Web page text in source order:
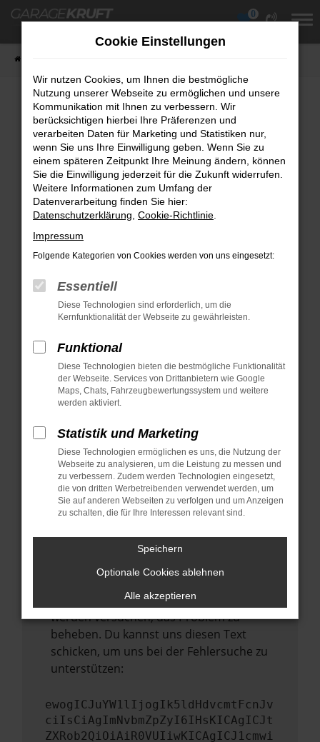
Zum
0
Fehler: Network Error
Beim Laden ist ein Fehler aufgetreten.
Hier sind ein paar Tipps, die dir helfen können:
Überprüfe deine Firewall und deine
Internetverbindung.
Laden andere Webseiten, zum Beispiel
deine Suchmaschine?
Manche Erweiterungen, wie Werbeblocker,
können das Laden bestimmter Seiten
verhindern. Funktioniert die Seite in einem
anderen Browser oder in einem privaten
Fenster?
Starte dein Gerät neu.
Das kann manchmal helfen,
Stelle sicher, dass dein Browser und dein
Betriebssystem auf dem neuesten Stand
sind.
Veraltete Software birgt nicht nur ein
Sicherheitsrisiko, sondern kann auch dazu
mehr unterstützt werden.
Wende dich an den Webseitenbetreiber.
Wenn du alle oben genannten Schritte
versucht hast, kontaktiere uns bitte. Wir
werden versuchen, das Problem zu
beheben. Du kannst uns diesen Text
schicken, um uns bei der Fehlersuche zu
unterstützen:
ewogICJuYW1lIjogIk5ldHdvcmtFcnJv
ciIsCiAgImNvbmZpZyI6IHsKICAgICJt
ZXRob2QiOiAiR0VUIiwKICAgICJ1cmwi
Cookie Einstellungen
Wir nutzen Cookies, um Ihnen die bestmögliche
Nutzung unserer Webseite zu ermöglichen und unsere
Kommunikation mit Ihnen zu verbessern. Wir
berücksichtigen hierbei Ihre Präferenzen und
verarbeiten Daten für Marketing und Statistiken nur,
wenn Sie uns Ihre Einwilligung geben. Wenn Sie zu
einem späteren Zeitpunkt Ihre Meinung ändern, können
Sie die Einwilligung jederzeit für die Zukunft widerrufen.
Weitere Informationen zum Umfang der
Datenverarbeitung finden Sie hier:
Datenschutzerklärung Cookie-Richtlinie
Impressum
Folgende Kategorien von Cookies werden von uns eingesetzt:
Essentiell
Diese Technologien sind erforderlich, um die
Kernfunktionalität der Webseite zu gewährleisten.
Funktional
Diese Technologien bieten die bestmögliche Funktionalität
der Webseite. Services von Drittanbietern wie Google
Maps, Chats, Fahrzeugbewertungssystem und weitere
werden aktiviert.
Statistik und Marketing
Diese Technologien ermöglichen es uns, die Nutzung der
Webseite zu analysieren, um die Leistung zu messen und
zu verbessern. Zudem werden Technologien eingesetzt,
die von dritten Werbetreibenden verwendet werden, um
Sie auf anderen Webseiten zu verfolgen und um Anzeigen
zu schalten, die für Ihre Interessen relevant sind.
Speichern
Optionale Cookies ablehnen
Alle akzeptieren